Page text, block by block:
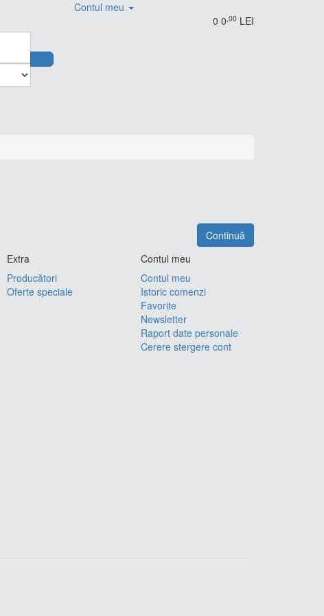
Contul meu
0 0 ,00 LEI
Continuă
Extra
Producători
Oferte speciale
Contul meu
Contul meu
Istoric comenzi
Favorite
Newsletter
Raport date personale
Cerere stergere cont